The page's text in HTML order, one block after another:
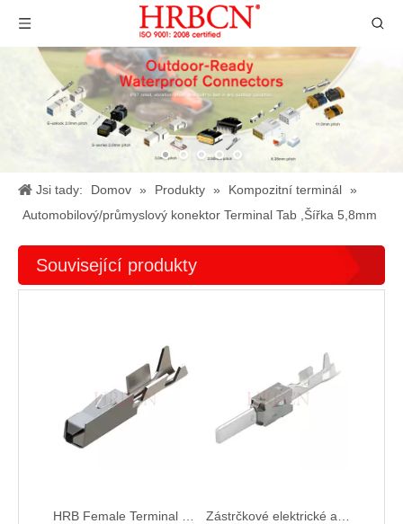
Jsi tady: Domov » Produkty » Kompozitní terminál »
Automobilový/průmyslový konektor Terminal Tab ,Šířka 5,8mm
Související produkty